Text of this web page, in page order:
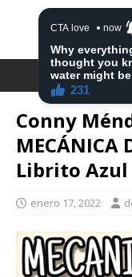
Conny
MECÁNICA
Librito Azul
enero 17, 2022